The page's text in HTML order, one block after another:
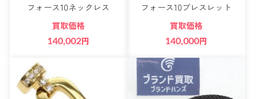
フォース10ネックレス
買取価格
140,002円
フォース10ブレスレット
買取価格
140,000円